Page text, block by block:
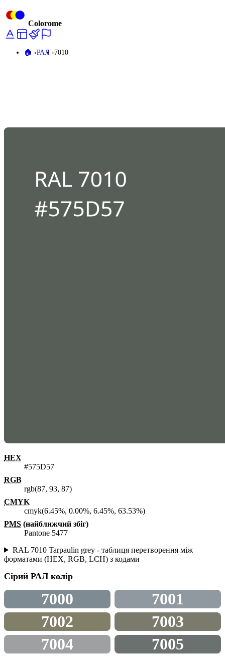
Colorome
🏠️ РАЛ 7010
HEX
#575D57
RGB
rgb(87, 93, 87)
CMYK
cmyk(6.45%, 0.00%, 6.45%, 63.53%)
PMS (найближчий збіг)
Pantone 5477
RAL 7010 Tarpaulin grey - таблиця перетворення між
форматами (HEX, RGB, LCH) з кодами
Сірий РАЛ колір
7000
7001
7002
7003
7004
7005